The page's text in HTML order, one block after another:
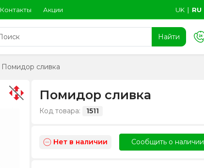
Контакты Акции UK ∣ RU
Найти
Помидор сливка
Помидор сливка
Код товара: 1511
Нет в наличии Сообщить о наличии